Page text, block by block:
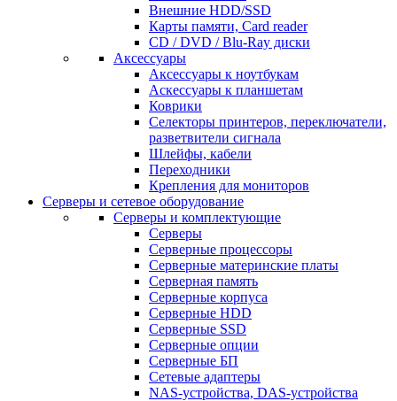
Внешние HDD/SSD
Карты памяти, Card reader
CD / DVD / Blu-Ray диски
Аксессуары
Аксессуары к ноутбукам
Аскессуары к планшетам
Коврики
Селекторы принтеров, переключатели,
разветвители сигнала
Шлейфы, кабели
Переходники
Крепления для мониторов
Серверы и сетевое оборудование
Серверы и комплектующие
Серверы
Серверные процессоры
Серверные материнские платы
Серверная память
Серверные корпуса
Серверные HDD
Серверные SSD
Серверные опции
Серверные БП
Сетевые адаптеры
NAS-устройства, DAS-устройства